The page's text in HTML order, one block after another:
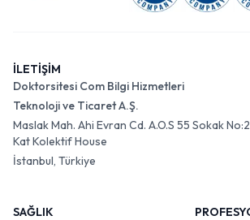
İLETİŞİM
Doktorsitesi Com Bilgi Hizmetleri
Teknoloji ve Ticaret A.Ş.
Maslak Mah. Ahi Evran Cd. A.O.S 55 Sokak
Kat Kolektif House
İstanbul, Türkiye
SAĞLIK